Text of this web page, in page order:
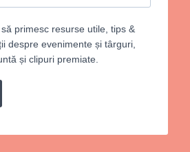
primesc resurse utile, tips &
despre evenimente și târguri,
și clipuri premiate.